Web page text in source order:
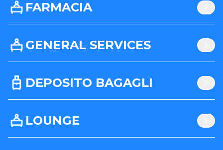
FARMACIA
GENERAL SERVICES
DEPOSITO BAGAGLI
LOUNGE